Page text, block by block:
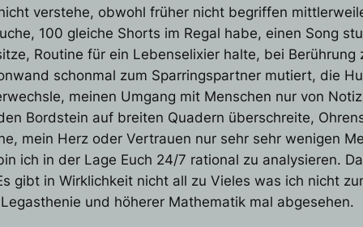
verstehe, obwohl früher nicht begriffen
100 gleiche Shorts im Regal habe, einen Song
Routine für ein Lebenselixier halte, bei
schonmal zum Sparringspartner mutiert, die
meinen Umgang mit Menschen nur von
Bordstein auf breiten Quadern überschreite,
mein Herz oder Vertrauen nur sehr sehr wenigen
ich in der Lage Euch 24/7 rational zu analysieren.
gibt in Wirklichkeit nicht all zu Vieles was ich nicht
und höherer Mathematik mal abgesehen.